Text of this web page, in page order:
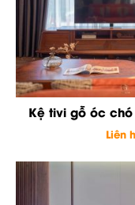
Kệ tivi gỗ óc
Liên